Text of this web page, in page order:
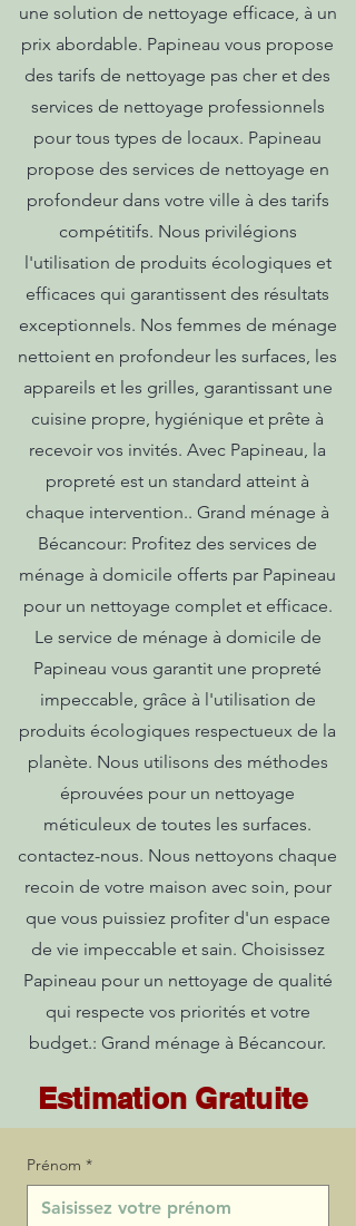
une solution de nettoyage efficace, à un
prix abordable. Papineau vous propose
des tarifs de nettoyage pas cher et des
services de nettoyage professionnels
pour tous types de locaux. Papineau
propose des services de nettoyage en
profondeur dans votre ville à des tarifs
compétitifs. Nous privilégions
l'utilisation de produits écologiques et
efficaces qui garantissent des résultats
exceptionnels. Nos femmes de ménage
nettoient en profondeur les surfaces, les
appareils et les grilles, garantissant une
cuisine propre, hygiénique et prête à
recevoir vos invités. Avec Papineau, la
propreté est un standard atteint à
chaque intervention.. Grand ménage à
Bécancour: Profitez des services de
ménage à domicile offerts par Papineau
pour un nettoyage complet et efficace.
Le service de ménage à domicile de
Papineau vous garantit une propreté
impeccable, grâce à l'utilisation de
produits écologiques respectueux de la
planète. Nous utilisons des méthodes
éprouvées pour un nettoyage
méticuleux de toutes les surfaces.
contactez-nous. Nous nettoyons chaque
recoin de votre maison avec soin, pour
que vous puissiez profiter d'un espace
de vie impeccable et sain. Choisissez
Papineau pour un nettoyage de qualité
qui respecte vos priorités et votre
budget.: Grand ménage à Bécancour.
Estimation Gratuite
Prénom *